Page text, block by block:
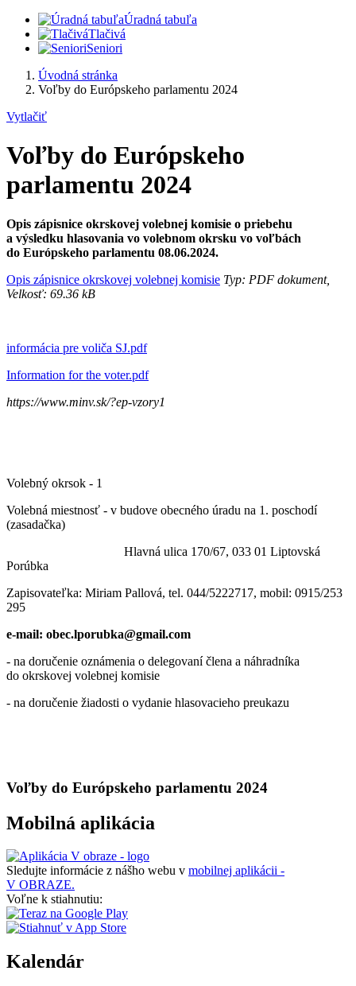
Úradná tabuľa
Tlačivá
Seniori
Úvodná stránka
Voľby do Európskeho parlamentu 2024
Vytlačiť
Voľby do Európskeho
parlamentu 2024
Opis zápisnice okrskovej volebnej komisie o priebehu
a výsledku hlasovania vo volebnom okrsku vo voľbách
do Európskeho parlamentu 08.06.2024.
Opis zápisnice okrskovej volebnej komisie Typ: PDF dokument,
Velkosť: 69.36 kB
informácia pre voliča SJ.pdf
Information for the voter.pdf
https://www.minv.sk/?ep-vzory1
Volebný okrsok - 1
Volebná miestnosť - v budove obecného úradu na 1. poschodí
(zasadačka)
Hlavná ulica 170/67, 033 01 Liptovská
Porúbka
Zapisovateľka: Miriam Pallová, tel. 044/5222717, mobil: 0915/253
295
e-mail: obec.lporubka@gmail.com
- na doručenie oznámenia o delegovaní člena a náhradníka
do okrskovej volebnej komisie
- na doručenie žiadosti o vydanie hlasovacieho preukazu
Voľby do Európskeho parlamentu 2024
Mobilná aplikácia
Sledujte informácie z nášho webu v mobilnej aplikácii -
V OBRAZE.
Voľne k stiahnutiu:
Kalendár